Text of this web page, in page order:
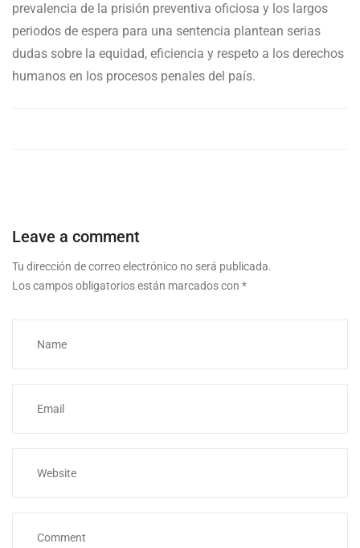
prevalencia de la prisión preventiva oficiosa y los largos
periodos de espera para una sentencia plantean serias
dudas sobre la equidad, eficiencia y respeto a los derechos
humanos en los procesos penales del país.
Leave a comment
Tu dirección de correo electrónico no será publicada.
Los campos obligatorios están marcados con *